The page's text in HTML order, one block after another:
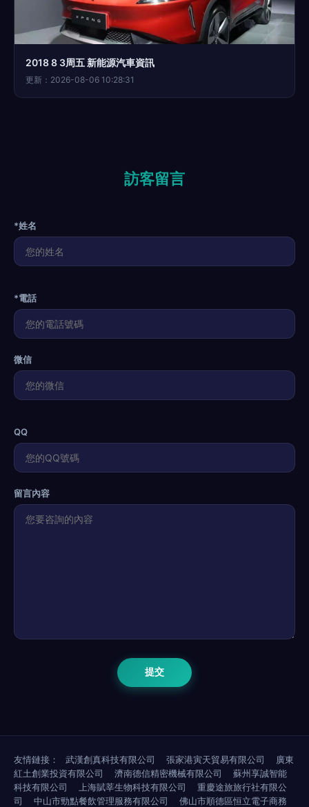
2018 8 3周五 新能源汽車資訊
更新：2026-08-06 10:28:31
訪客留言
*姓名
*電話
微信
QQ
留言內容
友情鏈接： 武漢創真科技有限公司 張家港寅天貿易有限公司
廣東
紅土創業投資有限公司
濟南德信精密機械有限公司
蘇州享誠智能
科技有限公司
上海賦莘生物科技有限公司
重慶途旅旅行社有限公
司
中山市勁點餐飲管理服務有限公司
佛山市順德區恒立電子商務